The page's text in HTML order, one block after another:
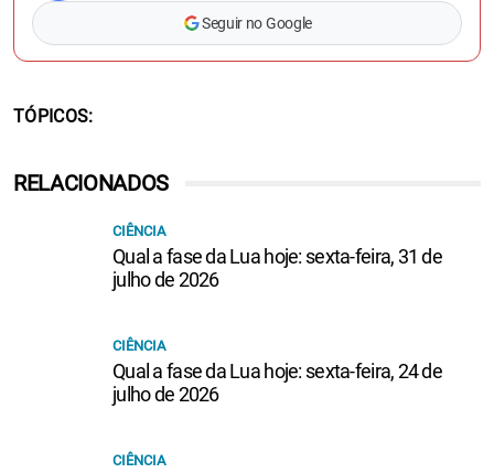
Seguir no Google
TÓPICOS
RELACIONADOS
CIÊNCIA
Qual a fase da Lua hoje: sexta-feira, 31 de
julho de 2026
CIÊNCIA
Qual a fase da Lua hoje: sexta-feira, 24 de
julho de 2026
CIÊNCIA